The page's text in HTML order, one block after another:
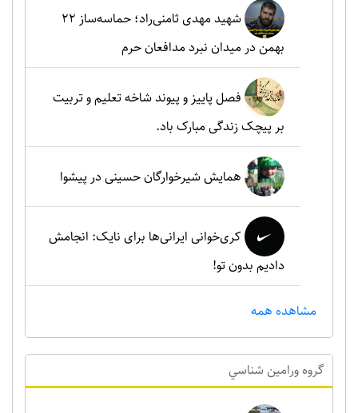
شهید مهدی ثامنی‌راد؛ حماسه‌ساز ۲۲
بهمن در میدان نبرد مدافعان حرم
فصل پاییز و پیوند شاخه تعلیم و تربیت
بر پیچک زندگی مبارک باد.
همایش شیرخوارگان حسینی در پیشوا
کری‌خوانی ایرانی‌ها برای نایک: انجامش
دادیم بدون تو!
مشاهده همه
گروه ورامين شناسي